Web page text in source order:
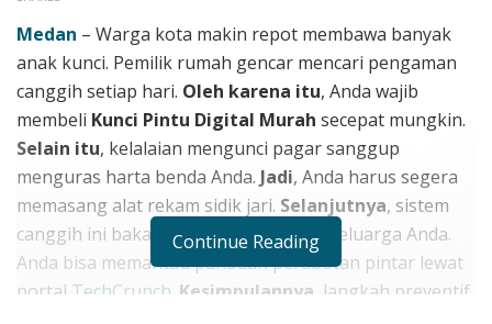
Medan – Warga kota makin repot membawa banyak
anak kunci. Pemilik rumah gencar mencari pengaman
canggih setiap hari. Oleh karena itu, Anda wajib
membeli Kunci Pintu Digital Murah secepat mungkin.
Selain itu, kelalaian mengunci pagar sanggup
menguras harta benda Anda. Jadi, Anda harus segera
memasang alat rekam sidik jari. Selanjutnya, sistem
canggih ini bakal mengamankan aset keluarga Anda.
Anda bisa memantau panduan perabotan pintar lewat
portal TechCrunch Kesimpulannya , langkah preventif
Continue Reading